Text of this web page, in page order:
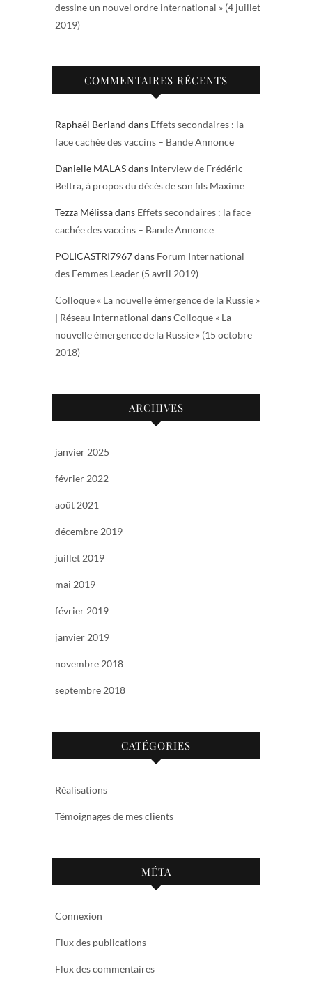
dessine un nouvel ordre international » (4 juillet
2019)
COMMENTAIRES RÉCENTS
Raphaël Berland dans Effets secondaires : la
face cachée des vaccins – Bande Annonce
Danielle MALASdans Interview de Frédéric
Beltra, à propos du décès de son fils Maxime
Tezza Mélissadans Effets secondaires : la face
cachée des vaccins – Bande Annonce
POLICASTRI7967dans Forum International
des Femmes Leader (5 avril 2019)
Colloque « La nouvelle émergence de la Russie »
| Réseau International dansColloque « La
nouvelle émergence de la Russie » (15 octobre
2018)
ARCHIVES
janvier 2025
février 2022
août 2021
décembre 2019
juillet 2019
mai 2019
février 2019
janvier 2019
novembre 2018
septembre 2018
CATÉGORIES
Réalisations
Témoignages de mes clients
MÉTA
Connexion
Flux des publications
Flux des commentaires